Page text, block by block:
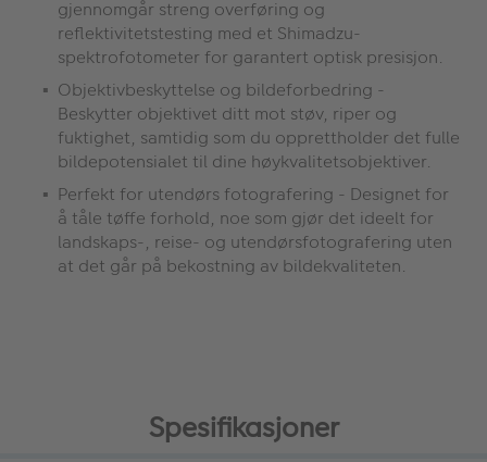
gjennomgår streng overføring og
reflektivitetstesting med et Shimadzu-
spektrofotometer for garantert optisk presisjon.
Objektivbeskyttelse og bildeforbedring -
Beskytter objektivet ditt mot støv, riper og
fuktighet, samtidig som du opprettholder det fulle
bildepotensialet til dine høykvalitetsobjektiver.
Perfekt for utendørs fotografering - Designet for
å tåle tøffe forhold, noe som gjør det ideelt for
landskaps-, reise- og utendørsfotografering uten
at det går på bekostning av bildekvaliteten.
Spesifikasjoner